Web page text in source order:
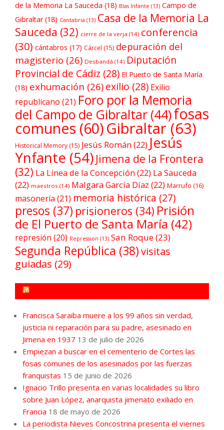
de la Memoria La Sauceda (18) Blas Infante (13) Campo de
Gibraltar(18) Cantabria (13) Casa de la Memoria La
Sauceda (32) cierre de la verja (14) conferencia
(30) cántabros (17) Cárcel (15) depuración del
magisterio (26) Desbandá (14) Diputación
Provincial de Cádiz (28) El Puerto de Santa María
(18) exhumación (26) exilio (28) Exilio
republicano (21) Foro por la Memoria
del Campo de Gibraltar (44)fosas
comunes (60)Gibraltar(63)
Historical Memory (15) Jesús Román(22) Jesús
Ynfante (54) Jimena de la Frontera
(32) La Línea de la Concepción(22) La Sauceda
(22) maestros (14) Malgara García Díaz (22) Marrufo (16)
masonería (21) memoria histórica (27)
presos (37) prisioneros (34) Prisión
de El Puerto de Santa María (42)
represión (20) Repression (13) San Roque(23)
Segunda República (38)visitas
guiadas (29)
Francisca Saraiba muere a los 99 años sin verdad,
justicia ni reparación para su padre, asesinado en
Jimena en 1937 13 de julio de 2026
Empiezan a buscar en el cementerio de Cortes las
fosas comunes de los asesinados por las fuerzas
franquistas 15 de junio de 2026
Ignacio Trillo presenta en varias localidades su libro
sobre Juan López, anarquista jimenato exiliado en
Francia 18 de mayo de 2026
La periodista Nieves Concostrina presenta el viernes